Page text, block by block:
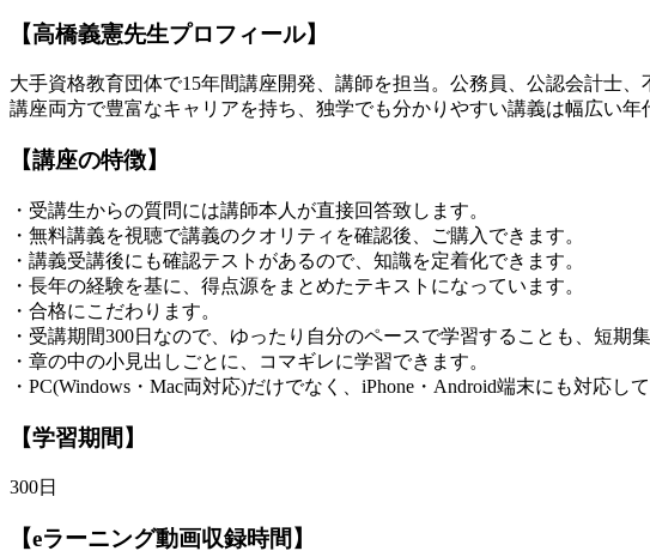
【高橋義憲先生プロフィール】
大手資格教育団体で15年間講座開発、講師を担当。公務員、公認会計士
講座両方で豊富なキャリアを持ち、独学でも分かりやすい講義は幅広い
【講座の特徴】
・受講生からの質問には講師本人が直接回答致します。
・無料講義を視聴で講義のクオリティを確認後、ご購入できます。
・講義受講後にも確認テストがあるので、知識を定着化できます。
・長年の経験を基に、得点源をまとめたテキストになっています。
・合格にこだわります。
・受講期間300日なので、ゆったり自分のペースで学習することも、短期
・章の中の小見出しごとに、コマギレに学習できます。
・PC(Windows・Mac両対応)だけでなく、iPhone・Android端末にも対応して
【学習期間】
300日
【eラーニング動画収録時間】